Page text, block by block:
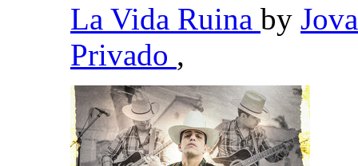
La Vida Ruina by
Privado ,